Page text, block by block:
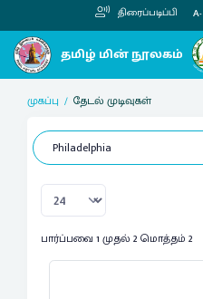
திரைப்படிப்பி A-
முகப்பு தேடல் முடிவுகள்
பார்ப்பவை 1 முதல் 2 மொத்தம் 2